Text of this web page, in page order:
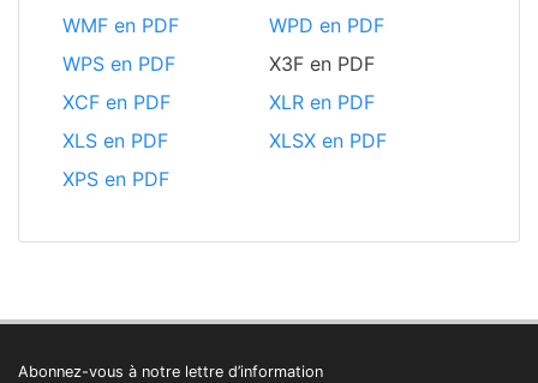
WMF en PDF
WPD en PDF
WPS en PDF
X3F en PDF
XCF en PDF
XLR en PDF
XLS en PDF
XLSX en PDF
XPS en PDF
Abonnez-vous à notre lettre d’information